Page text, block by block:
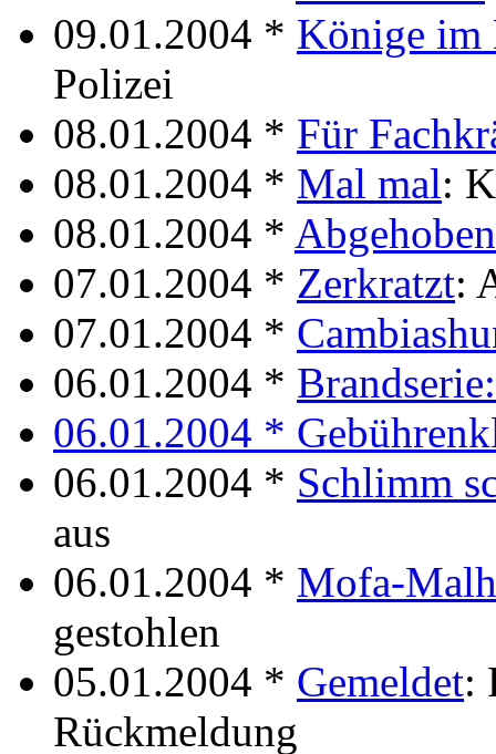
09.01.2004 * Könige im
Polizei
08.01.2004 * Für
08.01.2004 * Mal mal:
08.01.2004 * Abgehoben
07.01.2004 * Zerkratzt:
07.01.2004 *
06.01.2004 *
06.01.2004 *
06.01.2004 * Schlimm
aus
06.01.2004 * Mofa-
gestohlen
05.01.2004 * Gemeldet:
Rückmeldung